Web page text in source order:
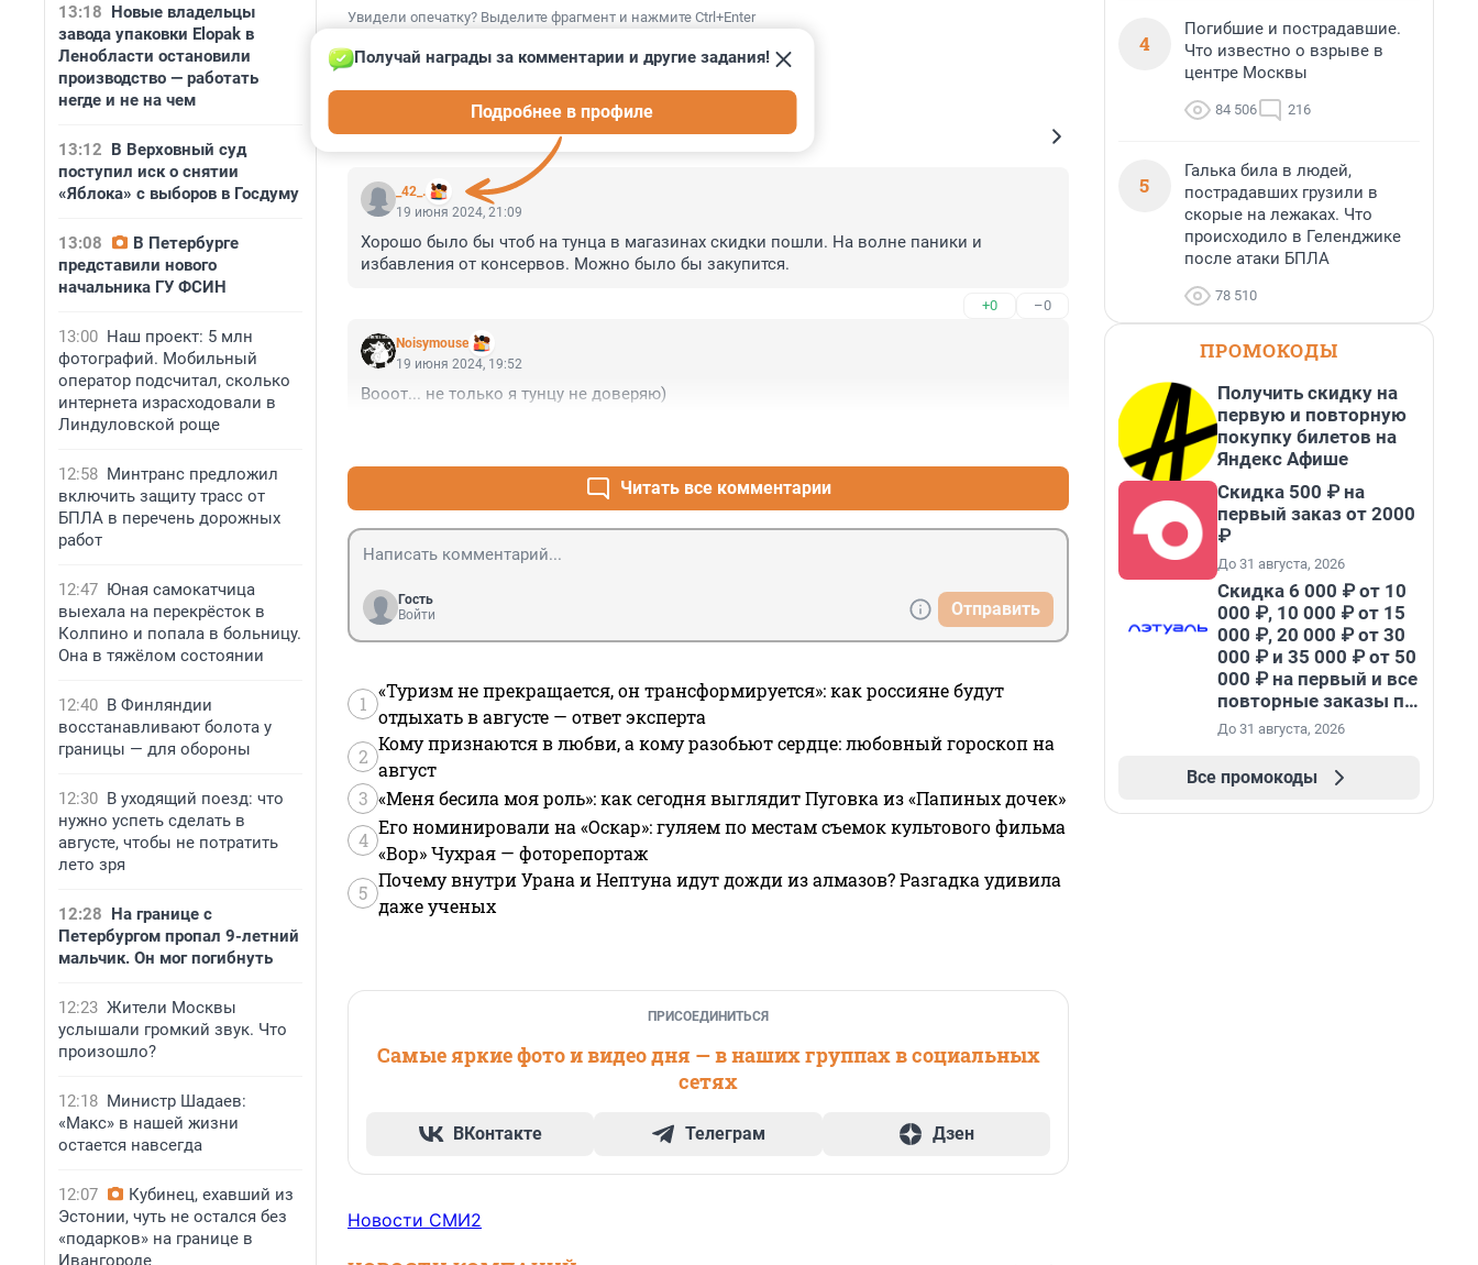
13:18 Новые владельцы
завода упаковки Elopak в
Ленобласти остановили
производство — работать
негде и не на чем
13:12 В Верховный суд
поступил иск о снятии
«Яблока» с выборов в Госдуму
13:08
В Петербурге
представили нового
начальника ГУ ФСИН
13:00 Наш проект: 5 млн
фотографий. Мобильный
оператор подсчитал, сколько
интернета израсходовали в
Линдуловской роще
12:58 Минтранс предложил
включить защиту трасс от
БПЛА в перечень дорожных
работ
12:47 Юная самокатчица
выехала на перекрёсток в
Колпино и попала в больницу.
Она в тяжёлом состоянии
12:40 В Финляндии
восстанавливают болота у
границы — для обороны
12:30 В уходящий поезд: что
нужно успеть сделать в
августе, чтобы не потратить
лето зря
12:28 На границе с
Петербургом пропал 9-летний
мальчик. Он мог погибнуть
12:23 Жители Москвы
услышали громкий звук. Что
произошло?
12:18 Министр Шадаев:
«Макс» в нашей жизни
остается навсегда
12:07
Кубинец, ехавший из
Эстонии, чуть не остался без
«подарков» на границе в
Ивангороде
Увидели опечатку? Выделите фрагмент и нажмите Ctrl+Enter
КОММЕНТАРИИ 9
_42_.
Получай награды за комментарии и другие задания!
Подробнее в профиле
19 июня 2024, 21:09
Хорошо было бы чтоб на тунца в магазинах скидки пошли. На волне паники и
избавления от консервов. Можно было бы закупится.
+0 –0
Noisymouse
19 июня 2024, 19:52
Вооот... не только я тунцу не доверяю)
Читать все комментарии
Гость
Войти
Отправить
1
«Туризм не прекращается, он трансформируется»: как россияне будут
отдыхать в августе — ответ эксперта
2
Кому признаются в любви, а кому разобьют сердце: любовный гороскоп на
август
3 «Меня бесила моя роль»: как сегодня выглядит Пуговка из «Папиных дочек»
4
Его номинировали на «Оскар»: гуляем по местам съемок культового фильма
«Вор» Чухрая — фоторепортаж
5
Почему внутри Урана и Нептуна идут дожди из алмазов? Разгадка удивила
даже ученых
ПРИСОЕДИНИТЬСЯ
Самые яркие фото и видео дня — в наших группах в социальных
сетях
ВКонтакте Телеграм Дзен
Новости СМИ2
4
Погибшие и пострадавшие.
Что известно о взрыве в
центре Москвы
84 506 216
5
Галька била в людей,
пострадавших грузили в
скорые на лежаках. Что
происходило в Геленджике
после атаки БПЛА
78 510
ПРОМОКОДЫ
Получить скидку на
первую и повторную
покупку билетов на
Яндекс Афише
Скидка 500 ₽ на
первый заказ от 2000
₽
До 31 августа, 2026
Скидка 6 000 ₽ от 10
000 ₽, 10 000 ₽ от 15
000 ₽, 20 000 ₽ от 30
000 ₽ и 35 000 ₽ от 50
000 ₽ на первый и все
повторные заказы по
промокоду НАБЕРИ
До 31 августа, 2026
Все промокоды